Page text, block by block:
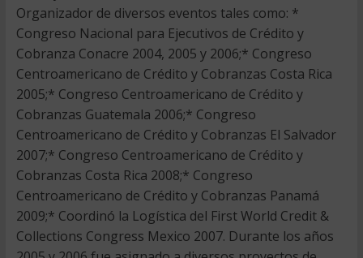
Organizador de diversos eventos tales como: *
Congreso Nacional para Ejecutivos de Crédito y
Cobranza Conacre 2004, 2005 y 2006;* Congreso
Centroamericano de Crédito y Cobranzas Costa Rica
2005;* Congreso Centroamericano de Crédito y
Cobranzas Guatemala 2006;* Congreso
Centroamericano de Crédito y Cobranzas El Salvador
2007;* Congreso Centroamericano de Crédito y
Cobranzas Costa Rica 2008;* Congreso
Centroamericano de Crédito y Cobranzas Panamá
2009;* Coordinó la Logística del First World Credit &
Collections Congress Mexico 2007. Durante los años